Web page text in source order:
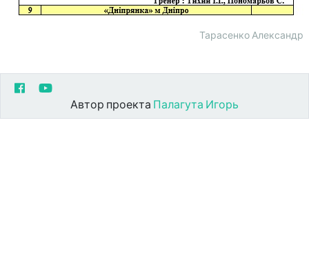
Тарасенко Александр
Автор проекта Палагута Игорь